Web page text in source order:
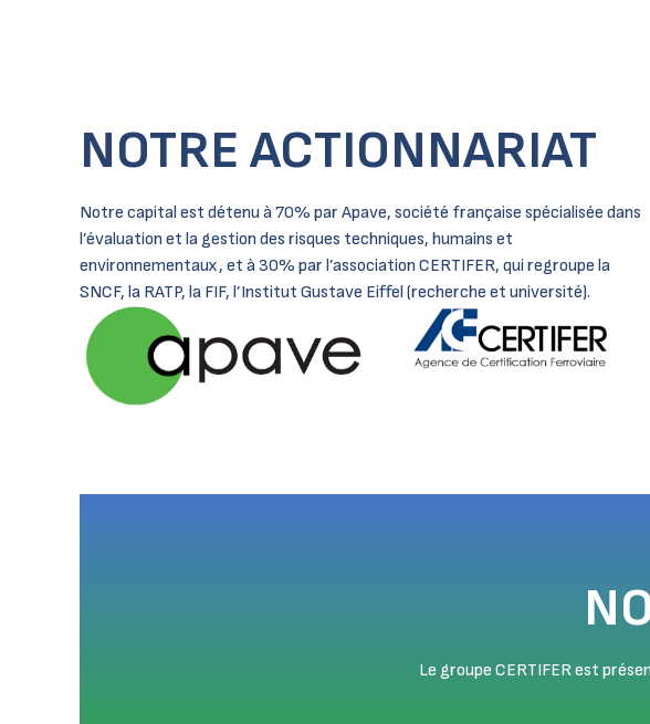
NOTRE ACTIONNARIAT
Notre capital est détenu à 70% par Apave, société française spécialisée dans
l’évaluation et la gestion des risques techniques, humains et
environnementaux, et à 30% par l’association CERTIFER, qui regroupe la
SNCF, la RATP, la FIF, l’Institut Gustave Eiffel (recherche et université).
Le groupe CERTIFER est